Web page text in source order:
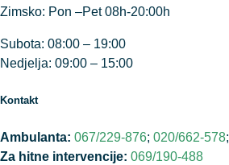
Zimsko: Pon –Pet 08h-20:00h
Subota: 08:00 – 19:00
Nedjelja: 09:00 – 15:00
Kontakt
Ambulanta: 067/229-876; 020/662-578;
Za hitne intervencije: 069/190-488